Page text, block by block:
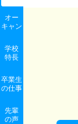
オー
キャン
学校
特長
卒業生
の仕事
先輩
の声